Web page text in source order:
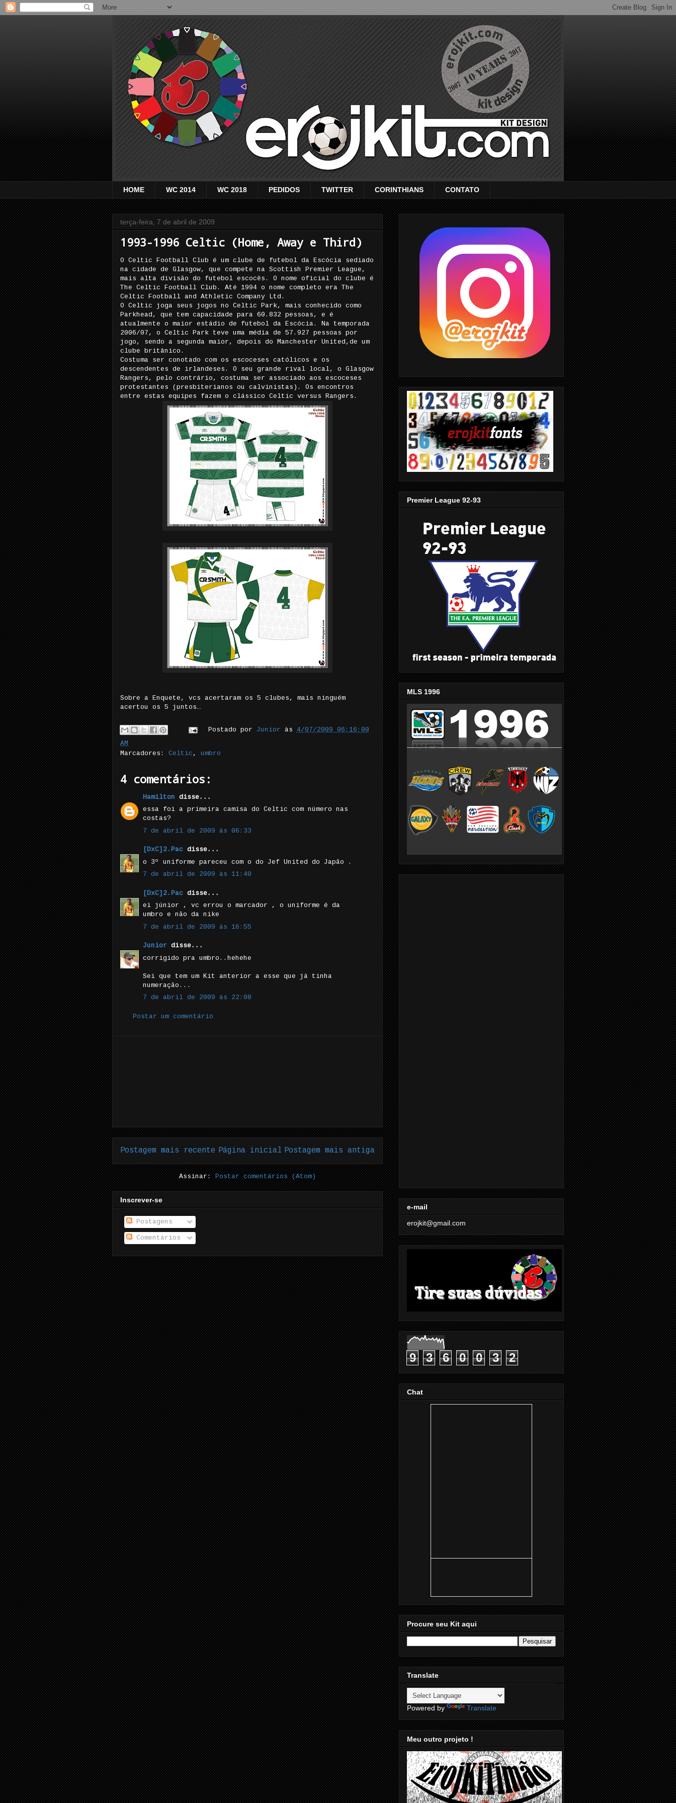
HOME WC 2014 WC 2018 PEDIDOS TWITTER CORINTHIANS CONTATO
terça-feira, 7 de abril de 2009
1993-1996 Celtic (Home, Away e Third)
O Celtic Football Club é um clube de futebol da Escócia sediado
na cidade de Glasgow, que compete na Scottish Premier League,
mais alta divisão do futebol escocês. O nome oficial do clube é
The Celtic Football Club. Até 1994 o nome completo era The
Celtic Football and Athletic Company Ltd.
O Celtic joga seus jogos no Celtic Park, mais conhecido como
Parkhead, que tem capacidade para 60.832 pessoas, e é
atualmente o maior estádio de futebol da Escócia. Na temporada
2006/07, o Celtic Park teve uma média de 57.927 pessoas por
jogo, sendo a segunda maior, depois do Manchester United,de um
clube britânico.
Costuma ser conotado com os escoceses católicos e os
descendentes de irlandeses. O seu grande rival local, o Glasgow
Rangers, pelo contrário, costuma ser associado aos escoceses
protestantes (presbiterianos ou calvinistas). Os encontros
entre estas equipes fazem o clássico Celtic versus Rangers.
Sobre a Enquete, vcs acertaram os 5 clubes, mais ninguém
acertou os 5 juntos…
Postado por Junior às 4/07/2009 06:16:00
AM
Marcadores: Celtic , umbro
4 comentários:
Hamilton disse...
essa foi a primeira camisa do Celtic com número nas
costas?
7 de abril de 2009 às 06:33
[DxC]2.Pac disse...
o 3º uniforme pareceu com o do Jef United do Japão .
7 de abril de 2009 às 11:40
[DxC]2.Pac disse...
ei júnior , vc errou o marcador , o uniforme é da
umbro e não da nike
7 de abril de 2009 às 16:55
Junior disse...
corrigido pra umbro..hehehe
Sei que tem um Kit anterior a esse que já tinha
numeração...
7 de abril de 2009 às 22:08
Postar um comentário
Postagem mais recente Postagem mais antiga
Página inicial
Assinar:Postar comentários (Atom)
Inscrever-se
Postagens
Comentários
Premier League 92-93
MLS 1996
e-mail
erojkit@gmail.com
9 3 6 0 0 3 2
Chat
Procure seu Kit aqui
Translate
Powered by Translate
Meu outro projeto !